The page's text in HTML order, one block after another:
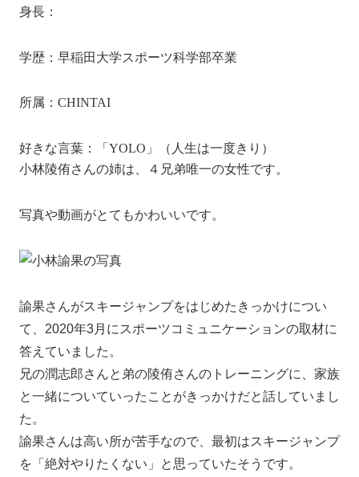
身長：168cm
学歴：早稲田大学スポーツ科学部卒業
所属：CHINTAI
好きな言葉：「YOLO」（人生は一度きり）
小林陵侑さんの姉は、４兄弟唯一の女性です。
写真や動画がとてもかわいいです。
諭果さんがスキージャンプをはじめたきっかけについ
て、2020年3月にスポーツコミュニケーションの取材に
答えていました。
兄の潤志郎さんと弟の陵侑さんのトレーニングに、家族
と一緒についていったことがきっかけだと話していまし
た。
諭果さんは高い所が苦手なので、 最初はスキージャンプ
を「絶対やりたくない」と思っていたそうです。